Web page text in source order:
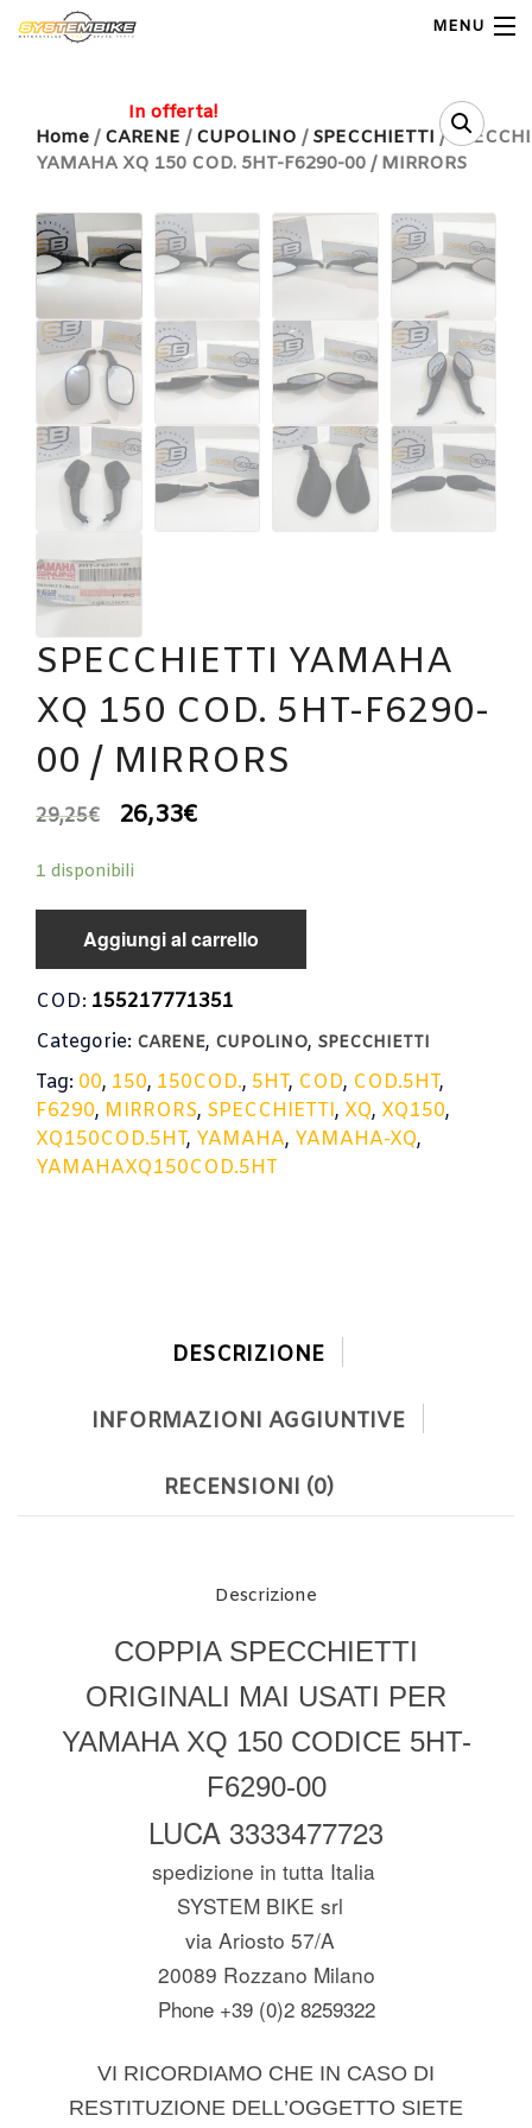
MENU
Home
Shop Moto
Shop Ricambi
Note Generali
Carrello
Contatti
Home / CARENE / CUPOLINO / SPECCHIETTI /
YAMAHA XQ 150 COD. 5HT-F6290-00 / MIRRORS
In offerta!
SPECCHIETTI YAMAHA
XQ 150 COD. 5HT-F6290-
00 / MIRRORS
29,25€ 26,33€
1 disponibili
Aggiungi al carrello
COD: 155217771351
Categorie: CARENE, CUPOLINO, SPECCHIETTI
Tag: 00, 150, 150COD., 5HT, COD, COD.5HT,
F6290, MIRRORS, SPECCHIETTI, XQ, XQ150,
XQ150COD.5HT, YAMAHA, YAMAHA-XQ,
YAMAHAXQ150COD.5HT
DESCRIZIONE
INFORMAZIONI AGGIUNTIVE
RECENSIONI (0)
Descrizione
COPPIA SPECCHIETTI
ORIGINALI MAI USATI PER
YAMAHA XQ 150 CODICE 5HT-
F6290-00
LUCA 3333477723
spedizione in tutta Italia
SYSTEM BIKE srl
via Ariosto 57/A
20089 Rozzano Milano
Phone +39 (0)2 8259322
VI RICORDIAMO CHE IN CASO DI
RESTITUZIONE DELL’OGGETTO SIETE